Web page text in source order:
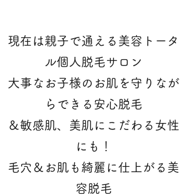
現在は親子で通える美容トータ
ル個人脱毛サロン
大事なお子様のお肌を守りなが
らできる安心脱毛
＆敏感肌、美肌にこだわる女性
にも！
​毛穴＆お肌も綺麗に仕上がる美
容脱毛